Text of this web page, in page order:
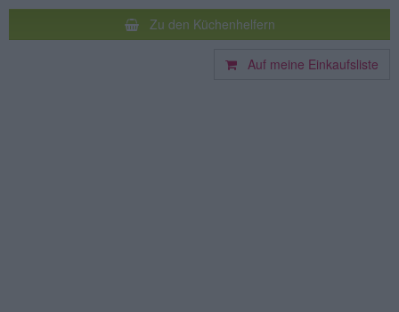
Zu den Küchenhelfern
Auf meine Einkaufsliste